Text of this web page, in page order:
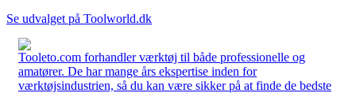
Se udvalget på Toolworld.dk
Tooleto.com forhandler værktøj til både professionelle og
amatører. De har mange års ekspertise inden for
værktøjsindustrien, så du kan være sikker på at finde de bedste